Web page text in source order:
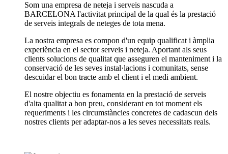
Som una empresa de neteja i serveis nascuda a
BARCELONA l'activitat principal de la qual és la prestació
de serveis integrals de neteges de tota mena.
La nostra empresa es compon d'un equip qualificat i àmplia
experiència en el sector serveis i neteja. Aportant als seus
clients solucions de qualitat que asseguren el manteniment i la
conservació de les seves instal·lacions i comunitats, sense
descuidar el bon tracte amb el client i el medi ambient.
El nostre objectiu es fonamenta en la prestació de serveis
d'alta qualitat a bon preu, considerant en tot moment els
requeriments i les circumstàncies concretes de cadascun dels
nostres clients per adaptar-nos a les seves necessitats reals.